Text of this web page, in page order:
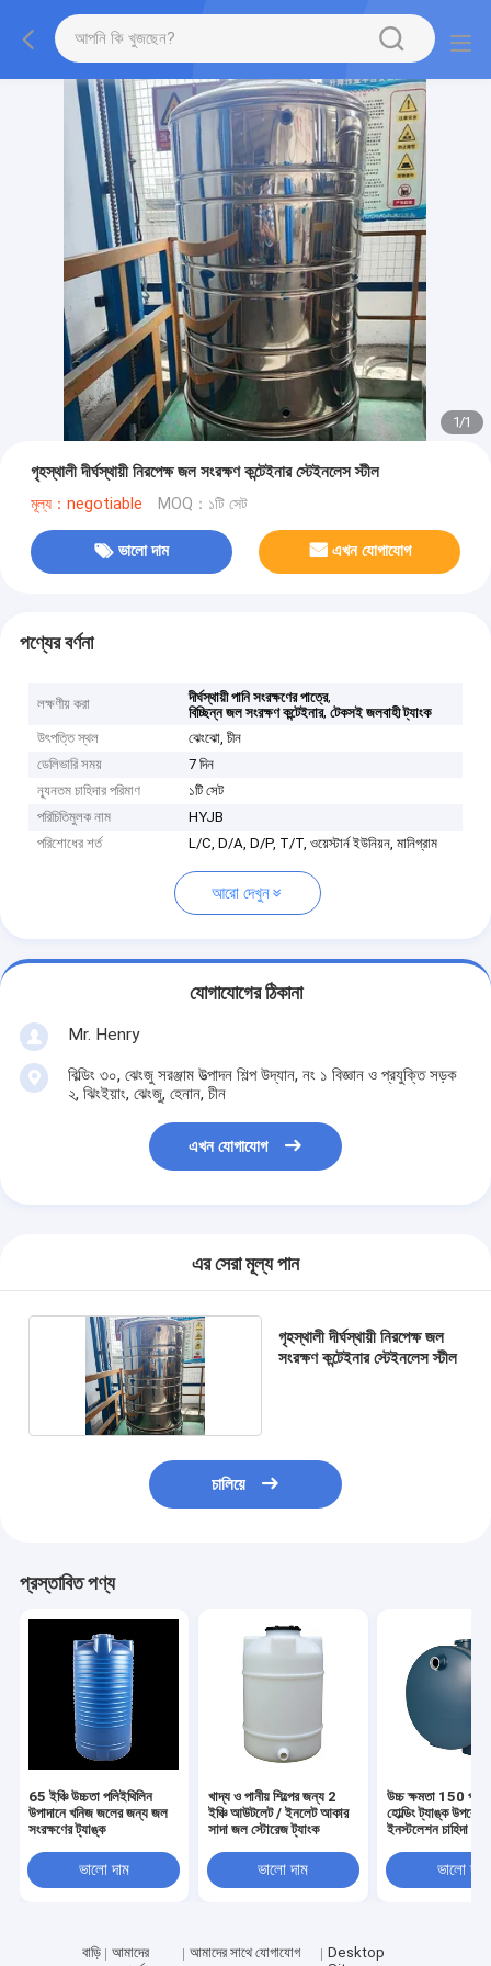
1/1
গৃহস্থালী দীর্ঘস্থায়ী নিরপেক্ষ জল সংরক্ষণ কন্টেইনার স্টেইনলেস স্টীল
মূল্য：negotiable MOQ：১টি সেট
ভালো দাম এখন যোগাযোগ
পণ্যের বর্ণনা
লক্ষণীয় করা দীর্ঘস্থায়ী পানি সংরক্ষণের পাত্রে,
বিচ্ছিন্ন জল সংরক্ষণ কন্টেইনার,টেকসই জলবাহী ট্যাংক
উৎপত্তি স্থল
ঝেংঝো, চীন
ডেলিভারি সময়
7 দিন
ন্যূনতম চাহিদার পরিমাণ
১টি সেট
পরিচিতিমুলক নাম
HYJB
পরিশোধের শর্ত
L/C, D/A, D/P, T/T, ওয়েস্টার্ন ইউনিয়ন, মানিগ্রাম
আরো দেখুন
যোগাযোগের ঠিকানা
Mr. Henry
বিল্ডিং ৩০, ঝেংজু সরঞ্জাম উত্পাদন শিল্প উদ্যান, নং ১ বিজ্ঞান ও প্রযুক্তি সড়ক
২, ঝিংইয়াং, ঝেংজু, হেনান, চীন
এখন যোগাযোগ
এর সেরা মূল্য পান
গৃহস্থালী দীর্ঘস্থায়ী নিরপেক্ষ জল
সংরক্ষণ কন্টেইনার স্টেইনলেস স্টীল
চালিয়ে
প্রস্তাবিত পণ্য
65 ইঞ্চি উচ্চতা পলিইথিলিন
উপাদানে খনিজ জলের জন্য জল
সংরক্ষণের ট্যাঙ্ক
ভালো দাম
খাদ্য ও পানীয় শিল্পের জন্য 2
ইঞ্চি আউটলেট / ইনলেট আকার
সাদা জল স্টোরেজ ট্যাংক
ভালো দাম
উচ্চ ক্ষমতা 150
হোল্ডিং ট্যাঙ্ক উপরে
ইনস্টলেশন চাহিদা
ভালো দাম
বাড়ি
আমাদের
আমাদের সাথে যোগাযোগ
Desktop